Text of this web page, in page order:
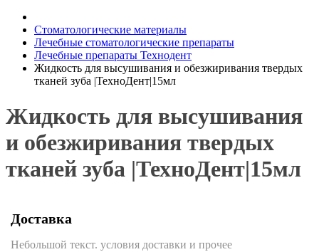
Стоматологические материалы
Лечебные стоматологические препараты
Лечебные препараты Технодент
Жидкость для высушивания и обезжиривания твердых
тканей зуба |ТехноДент|15мл
Жидкость для высушивания
и обезжиривания твердых
тканей зуба |ТехноДент|15мл
Доставка
Небольшой текст. условия доставки и прочее